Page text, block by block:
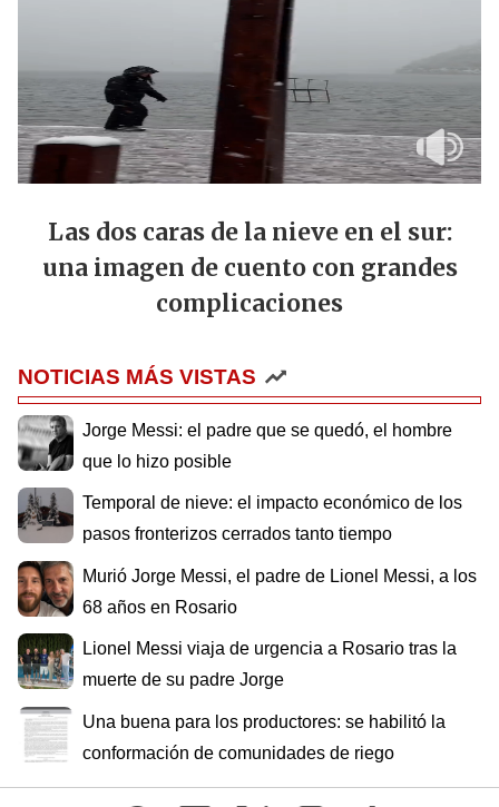
Las dos caras de la nieve en el sur:
una imagen de cuento con grandes
complicaciones
NOTICIAS MÁS VISTAS
Jorge Messi: el padre que se quedó, el hombre
que lo hizo posible
Temporal de nieve: el impacto económico de los
pasos fronterizos cerrados tanto tiempo
Murió Jorge Messi, el padre de Lionel Messi, a los
68 años en Rosario
Lionel Messi viaja de urgencia a Rosario tras la
muerte de su padre Jorge
Una buena para los productores: se habilitó la
conformación de comunidades de riego